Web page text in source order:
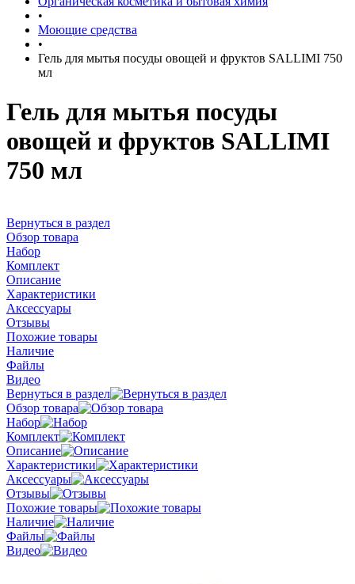
•
Моющие средства
•
Гель для мытья посуды овощей и фруктов SALLIMI 750
мл
Гель для мытья посуды
овощей и фруктов SALLIMI
750 мл
Вернуться в раздел
Обзор товара
Набор
Комплект
Описание
Характеристики
Аксессуары
Отзывы
Похожие товары
Наличие
Файлы
Видео
Вернуться в раздел
Обзор товара
Набор
Комплект
Описание
Характеристики
Аксессуары
Отзывы
Похожие товары
Наличие
Файлы
Видео